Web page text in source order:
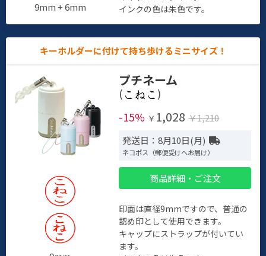
9mm + 6mm
インクの色は朱色です。
キーホルダーに付けて持ち歩けるミニサイズ！
プチネーム
(
)
-15% ￥ 1,028 ￥1,210
発送日：8月10日(月)
ネコポス（郵便受けへお届け）
商品詳細・ご注文
印面は直径9mmですので、普通の
認め印として使用できます。
キャップにストラップが付いてい
ます。